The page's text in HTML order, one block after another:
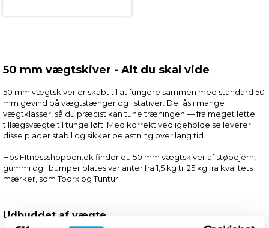
50 mm vægtskiver - Alt du skal vide
50 mm vægtskiver er skabt til at fungere sammen med standard 50
mm gevind på vægtstænger og i stativer. De fås i mange
vægtklasser, så du præcist kan tune træningen — fra meget lette
tillægsvægte til tunge løft. Med korrekt vedligeholdelse leverer
disse plader stabil og sikker belastning over lang tid.
Hos FItnessshoppen.dk finder du 50 mm vægtskiver af støbejern,
gummi og i bumper plates varianter fra 1,5 kg til 25 kg fra kvalitets
mærker, som Toorx og Tunturi.
Udbuddet af vægte